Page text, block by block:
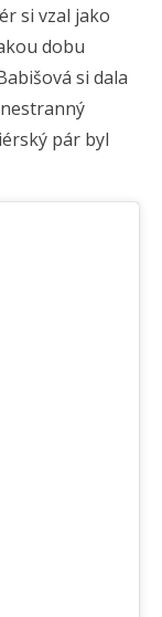
si vzal jako
dobu
si dala
pár byl